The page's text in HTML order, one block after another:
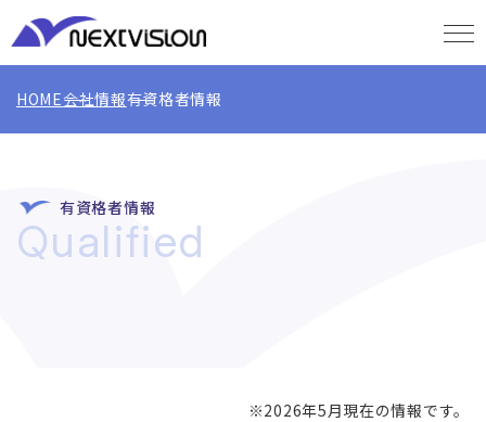
HOME会社情報有資格者情報
有資格者情報
Qualified
※2026年5月現在の情報です。